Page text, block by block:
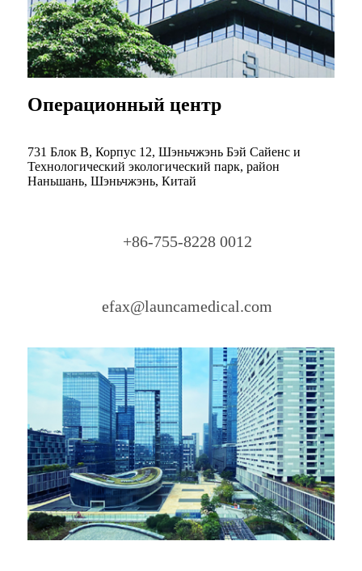
Операционный центр
731 Блок B, Корпус 12, Шэньчжэнь Бэй Сайенс и
Технологический экологический парк, район
Наньшань, Шэньчжэнь, Китай
+86-755-8228 0012
efax@launcamedical.com